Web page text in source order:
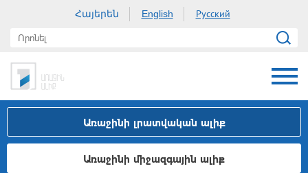
Հայերեն English Русский
Առաջինի լրատվական ալիք
Առաջինի միջազգային ալիք